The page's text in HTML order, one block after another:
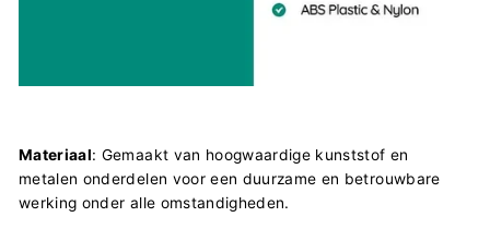
Materiaal: Gemaakt van hoogwaardige kunststof en
metalen onderdelen voor een duurzame en betrouwbare
werking onder alle omstandigheden.